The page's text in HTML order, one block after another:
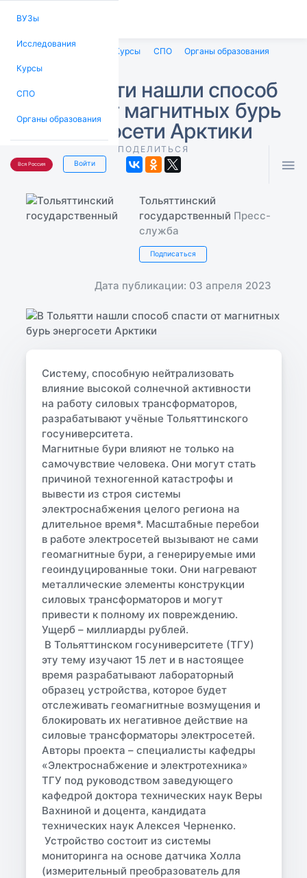
ВУЗы
Исследования
Курсы
СПО
Органы образования
Вся Россия Войти 
Исследования Курсы СПО Органы образования
В Тольятти нашли способ
спасти от магнитных бурь
энергосети Арктики
ПОДЕЛИТЬСЯ
Тольяттинский
государственный Пресс-
служба
Подписаться
Дата публикации: 03 апреля 2023
Систему, способную нейтрализовать
влияние высокой солнечной активности
на работу силовых трансформаторов,
разрабатывают учёные Тольяттинского
госуниверситета.
Магнитные бури влияют не только на
самочувствие человека. Они могут стать
причиной техногенной катастрофы и
вывести из строя системы
электроснабжения целого региона на
длительное время*. Масштабные перебои
в работе электросетей вызывают не сами
геомагнитные бури, а генерируемые ими
геоиндуцированные токи. Они нагревают
металлические элементы конструкции
силовых трансформаторов и могут
привести к полному их повреждению.
Ущерб – миллиарды рублей.
В Тольяттинском госуниверситете (ТГУ)
эту тему изучают 15 лет и в настоящее
время разрабатывают лабораторный
образец устройства, которое будет
отслеживать геомагнитные возмущения и
блокировать их негативное действие на
силовые трансформаторы электросетей.
Авторы проекта – специалисты кафедры
«Электроснабжение и электротехника»
ТГУ под руководством заведующего
кафедрой доктора технических наук Веры
Вахниной и доцента, кандидата
технических наук Алексея Черненко.
Устройство состоит из системы
мониторинга на основе датчика Холла
(измерительный преобразователь для